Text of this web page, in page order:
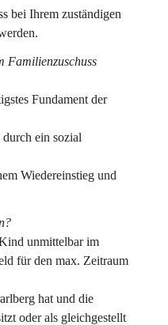
bei Ihrem zuständigen
Familienzuschuss
Fundament der
ein sozial
Wiedereinstieg und
unmittelbar im
für den max. Zeitraum
hat und die
oder als gleichgestellt